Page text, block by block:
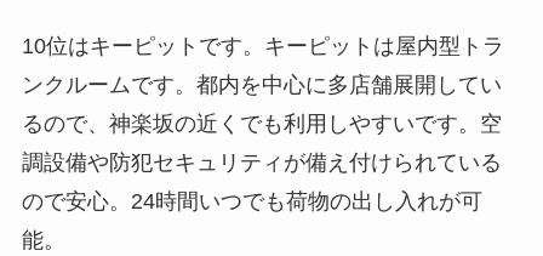
10位はキーピットです。キーピットは屋内型トラ
ンクルームです。都内を中心に多店舗展開してい
るので、神楽坂の近くでも利用しやすいです。空
調設備や防犯セキュリティが備え付けられている
ので安心。24時間いつでも荷物の出し入れが可
能。